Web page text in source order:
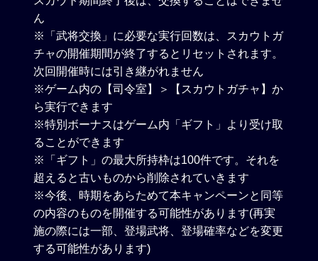
ん
※「武将交換」に必要な実行回数は、スカウトガ
チャの開催期間が終了するとリセットされます。
次回開催時には引き継がれません
※ゲーム内の【司令室】＞【スカウトガチャ】か
ら実行できます
※特別ボーナスはゲーム内「ギフト」より受け取
ることができます
※「ギフト」の最大所持枠は100件です。それを
超えると古いものから削除されていきます
※今後、時期をあらためて本キャンペーンと同等
の内容のものを開催する可能性があります(再実
施の際には一部、登場武将、登場確率などを変更
する可能性があります)